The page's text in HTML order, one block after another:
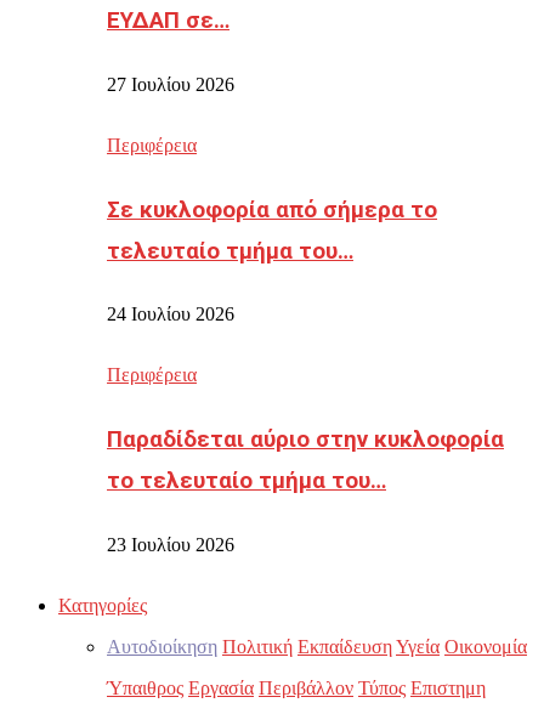
ΕΥΔΑΠ σε…
27 Ιουλίου 2026
Περιφέρεια
Σε κυκλοφορία από σήμερα το
τελευταίο τμήμα του…
24 Ιουλίου 2026
Περιφέρεια
Παραδίδεται αύριο στην κυκλοφορία
το τελευταίο τμήμα του…
23 Ιουλίου 2026
Κατηγορίες
Αυτοδιοίκηση Πολιτική ΕκπαίδευσηΥγεία Οικονομία
Ύπαιθρος Εργασία Περιβάλλον Τύπος Επιστημη